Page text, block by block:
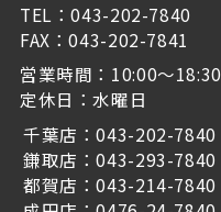
TEL：043-202-7840
FAX：043-202-7841
営業時間：10:00～18:30
定休日：水曜日
千葉店：043-202-7840
鎌取店：043-293-7840
都賀店：043-214-7840